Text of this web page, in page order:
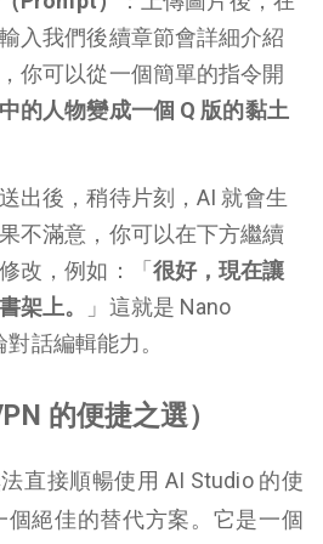
入我們後續章節會詳細介紹
你可以從一個簡單的指令開
的人物變成一個 Q 版的黏土
送出後，稍待片刻，AI 就會生
不滿意，你可以在下方繼續
改，例如：「 很好，現在讓
架上。
」這就是 Nano
話編輯能力。
的便捷之選）
直接順暢使用 AI Studio 的使
個絕佳的替代方案。它是一個